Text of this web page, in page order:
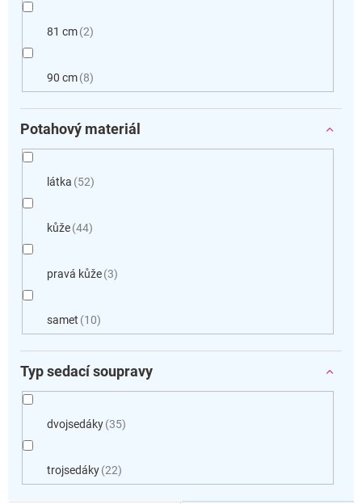
81 cm 2
90 cm 8
Potahový materiál
látka 52
kůže 44
pravá kůže 3
samet 10
Typ sedací soupravy
dvojsedáky 35
trojsedáky 22